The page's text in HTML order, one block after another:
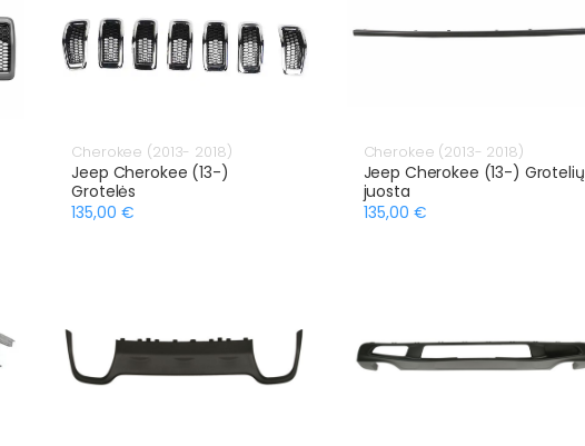
Cherokee (2013- 2018)
Jeep Cherokee (13-)
Grotelės
135,00 €
Cherokee (2013- 2018)
Jeep Cherokee (13-) Grotelių
juosta
135,00 €